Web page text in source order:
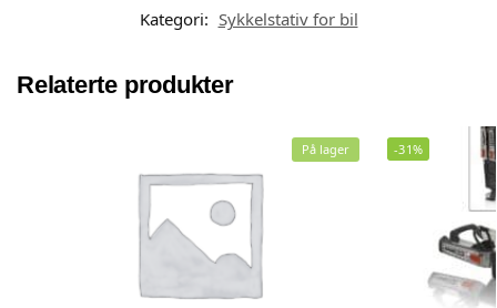
Kategori: Sykkelstativ for bil
Relaterte produkter
På lager -31%